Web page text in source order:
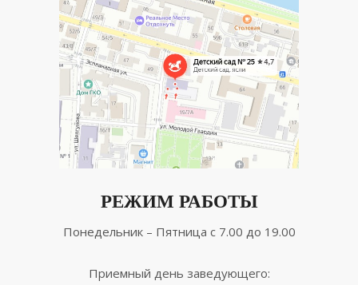
РЕЖИМ РАБОТЫ
Понедельник – Пятница с 7.00 до 19.00
Приемный день заведующего: